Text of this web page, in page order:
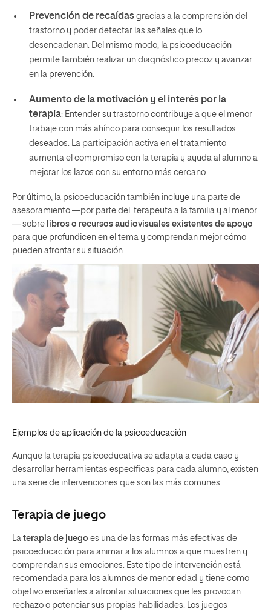
Prevención de recaídasgracias a la comprensión del
trastorno y poder detectar las señales que lo
desencadenan. Del mismo modo, la psicoeducación
permite también realizar un diagnóstico precoz y avanzar
en la prevención.
Aumento de la motivación y el interés por la
terapia: Entender su trastorno contribuye a que el menor
trabaje con más ahínco para conseguir los resultados
deseados. La participación activa en el tratamiento
aumenta el compromiso con la terapia y ayuda al alumno a
mejorar los lazos con su entorno más cercano.
Por último, la psicoeducación también incluye una parte de
asesoramiento —por parte del terapeuta a la familia y al menor
— sobre libros o recursos audiovisuales existentes de apoyo
para que profundicen en el tema y comprendan mejor cómo
pueden afrontar su situación.
Ejemplos de aplicación de la psicoeducación
Aunque la terapia psicoeducativa se adapta a cada caso y
desarrollar herramientas específicas para cada alumno, existen
una serie de intervenciones que son las más comunes.
Terapia de juego
La terapia de juego es una de las formas más efectivas de
psicoeducación para animar a los alumnos a que muestren y
comprendan sus emociones. Este tipo de intervención está
recomendada para los alumnos de menor edad y tiene como
objetivo enseñarles a afrontar situaciones que les provocan
rechazo o potenciar sus propias habilidades. Los juegos